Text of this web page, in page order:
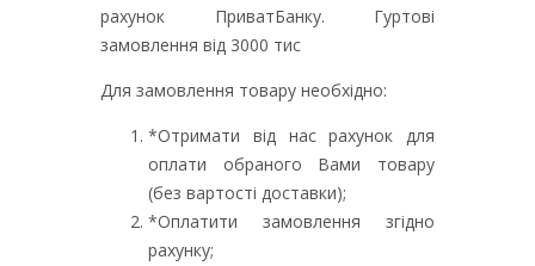
рахунок ПриватБанку. Гуртові
замовлення від 3000 тис
Для замовлення товару необхідно:
*Отримати від нас рахунок для
оплати обраного Вами товару
(без вартості доставки);
*Оплатити замовлення згідно
рахунку;